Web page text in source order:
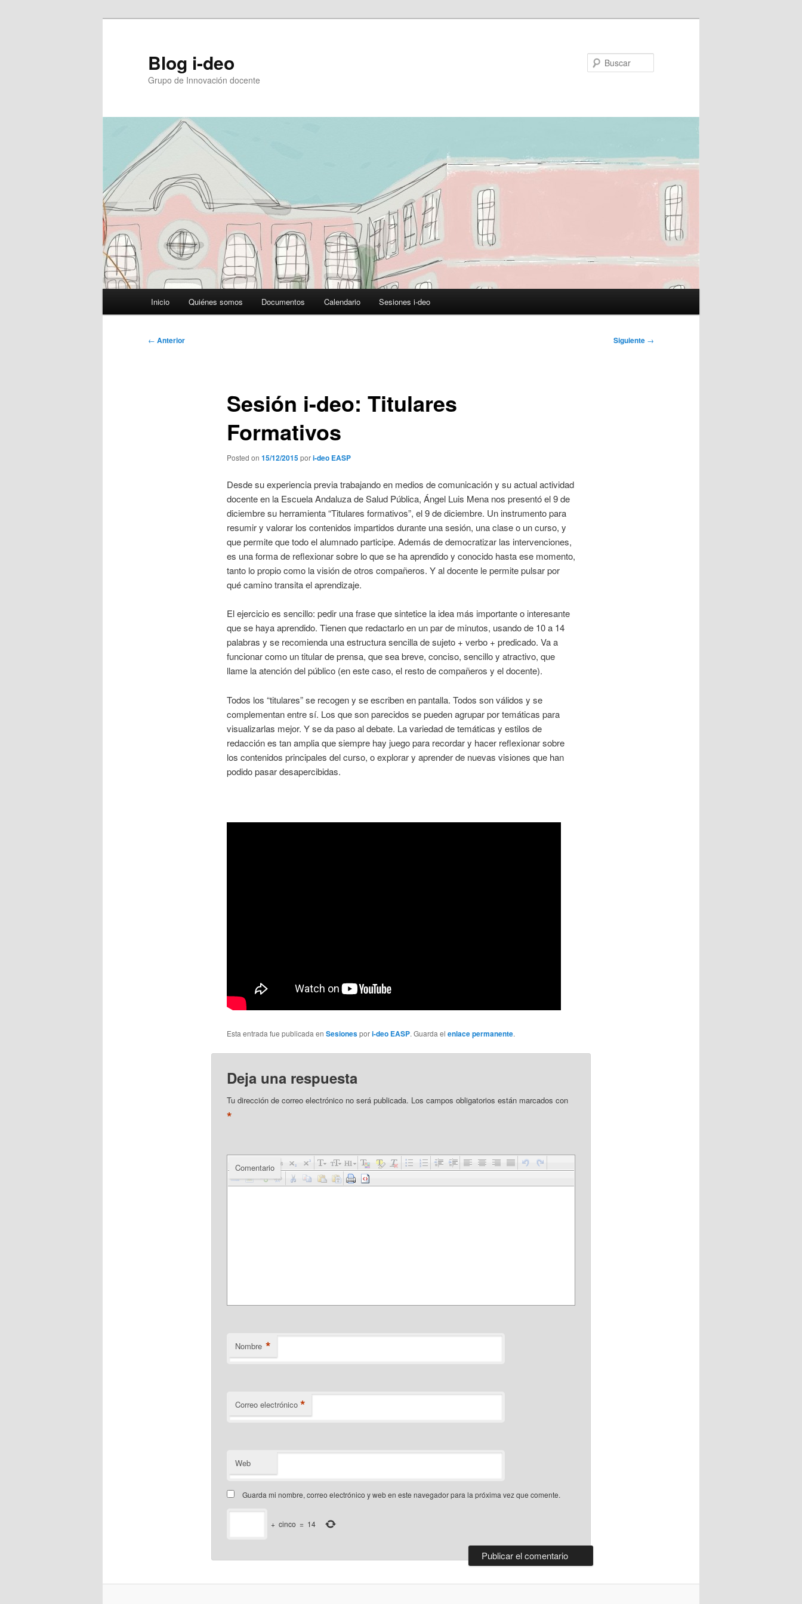
Blog i-deo
Grupo de Innovación docente
Inicio Quiénes somos Documentos Calendario Sesiones i-deo
Navegación
← Anterior Siguiente →
Sesión i-deo: Titulares
Formativos
Posted on 15/12/2015pori-deo EASP
Desde su experiencia previa trabajando en medios de comunicación y su actual actividad
docente en la Escuela Andaluza de Salud Pública, Ángel Luis Mena nos presentó el 9 de
diciembre su herramienta “Titulares formativos”, el 9 de diciembre. Un instrumento para
resumir y valorar los contenidos impartidos durante una sesión, una clase o un curso, y
que permite que todo el alumnado participe. Además de democratizar las intervenciones,
es una forma de reflexionar sobre lo que se ha aprendido y conocido hasta ese momento,
tanto lo propio como la visión de otros compañeros. Y al docente le permite pulsar por
qué camino transita el aprendizaje.
El ejercicio es sencillo: pedir una frase que sintetice la idea más importante o interesante
que se haya aprendido. Tienen que redactarlo en un par de minutos, usando de 10 a 14
palabras y se recomienda una estructura sencilla de sujeto + verbo + predicado. Va a
funcionar como un titular de prensa, que sea breve, conciso, sencillo y atractivo, que
llame la atención del público (en este caso, el resto de compañeros y el docente).
Todos los “titulares” se recogen y se escriben en pantalla. Todos son válidos y se
complementan entre sí. Los que son parecidos se pueden agrupar por temáticas para
visualizarlas mejor. Y se da paso al debate. La variedad de temáticas y estilos de
redacción es tan amplia que siempre hay juego para recordar y hacer reflexionar sobre
los contenidos principales del curso, o explorar y aprender de nuevas visiones que han
podido pasar desapercibidas.
Esta entrada fue publicada en Sesionespori-deo EASP. Guarda el enlace permanente.
Deja una respuesta
Tu dirección de correo electrónico no será publicada. Los campos obligatorios están marcados con
*
Comentario
Nombre *
Correo electrónico *
Web
Guarda mi nombre, correo electrónico y web en este navegador para la próxima vez que comente.
+ cinco = 14